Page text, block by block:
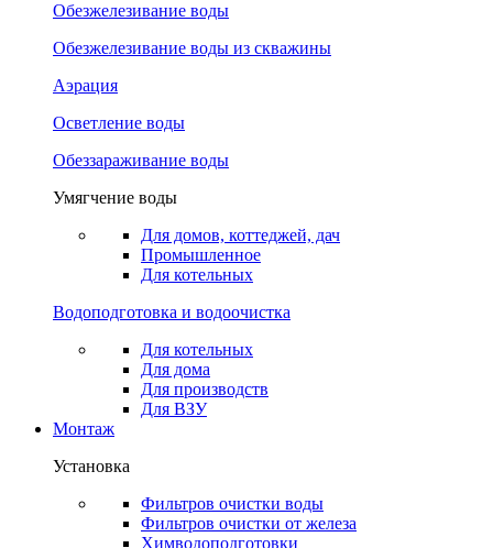
Обезжелезивание воды
Обезжелезивание воды из скважины
Аэрация
Осветление воды
Обеззараживание воды
Умягчение воды
Для домов, коттеджей, дач
Промышленное
Для котельных
Водоподготовка и водоочистка
Для котельных
Для дома
Для производств
Для ВЗУ
Монтаж
Установка
Фильтров очистки воды
Фильтров очистки от железа
Химводоподготовки